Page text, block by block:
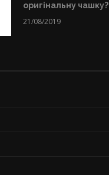
оригінальну чашку?
21/08/2019